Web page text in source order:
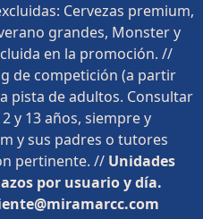
Cervezas premium,
grandes, Monster y
en la promoción. //
de competición (a partir
pista de adultos. Consultar
y 13 años, siempre y
y sus padres o tutores
pertinente. // Unidades
por usuario y día.